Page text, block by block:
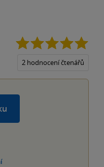
2 hodnocení čtenářů